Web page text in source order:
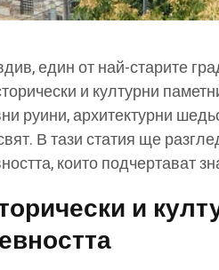
един от най-старите
и културни
руини, архитектурни
В тази статия ще
които подчертават
и